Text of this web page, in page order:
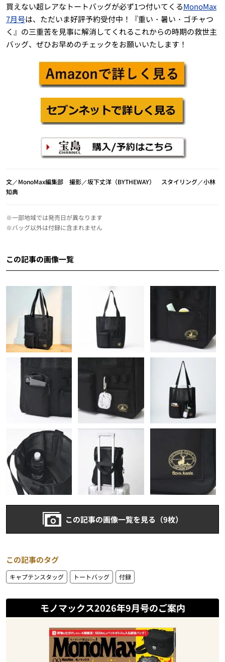
買えない超レアなトートバッグが必ず1つ付いてくるMonoMax
7月号は、ただいま好評予約受付中！『重い・暑い・ゴチャつ
く』の三重苦を見事に解消してくれるこれからの時期の救世主
バッグ、ぜひお早めのチェックをお願いいたします！
文／MonoMax編集部 撮影／坂下丈洋（BYTHEWAY） スタイリング／小林
知典
※一部地域では発売日が異なります
※バッグ以外は付録に含まれません
この記事の画像一覧
この記事の画像一覧を見る（9枚）
この記事のタグ
キャプテンスタッグ トートバッグ 付録
モノマックス2026年9月号のご案内